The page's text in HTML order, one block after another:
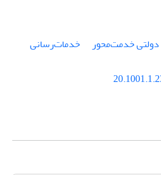
خدمت‌محور
خدمات‌رسانی